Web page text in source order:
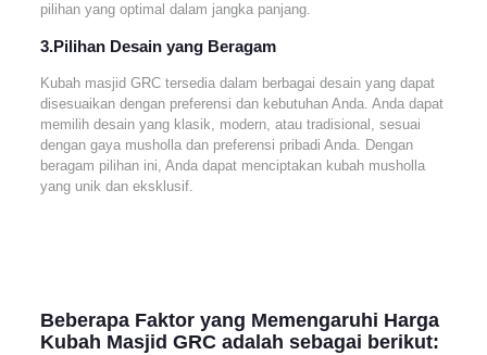
pilihan yang optimal dalam jangka panjang.
3.Pilihan Desain yang Beragam
Kubah masjid GRC tersedia dalam berbagai desain yang dapat
disesuaikan dengan preferensi dan kebutuhan Anda. Anda dapat
memilih desain yang klasik, modern, atau tradisional, sesuai
dengan gaya musholla dan preferensi pribadi Anda. Dengan
beragam pilihan ini, Anda dapat menciptakan kubah musholla
yang unik dan eksklusif.
Beberapa Faktor yang Memengaruhi Harga
Kubah Masjid GRC adalah sebagai berikut: